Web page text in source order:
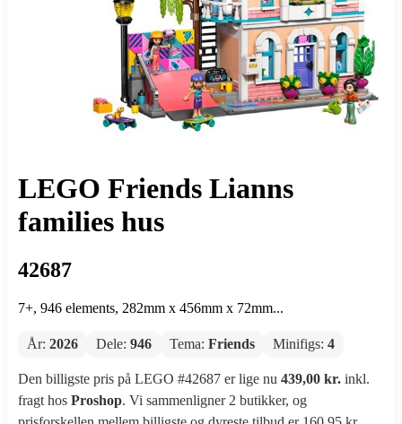
LEGO Friends Lianns
families hus
42687
7+, 946 elements, 282mm x 456mm x 72mm...
År: 2026 Dele: 946 Tema: Friends Minifigs: 4
Den billigste pris på LEGO #42687 er lige nu 439,00 kr. inkl.
fragt hos Proshop. Vi sammenligner 2 butikker, og